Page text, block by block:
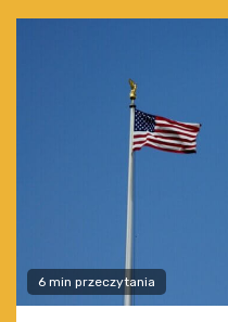
6 min przeczytania